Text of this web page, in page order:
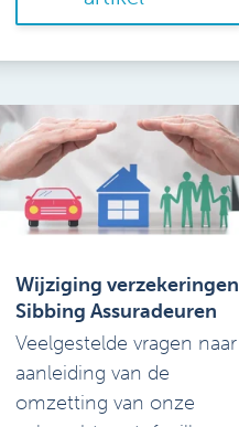
Wijziging verzekeringen
Sibbing Assuradeuren
Veelgestelde vragen naar
aanleiding van de
omzetting van onze